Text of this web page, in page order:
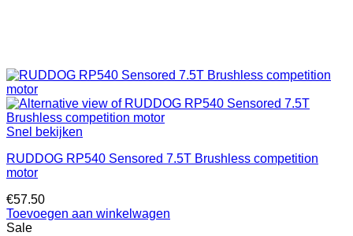
Snel bekijken
RUDDOG RP540 Sensored 7.5T Brushless competition
motor
€57.50
Toevoegen aan winkelwagen
Sale